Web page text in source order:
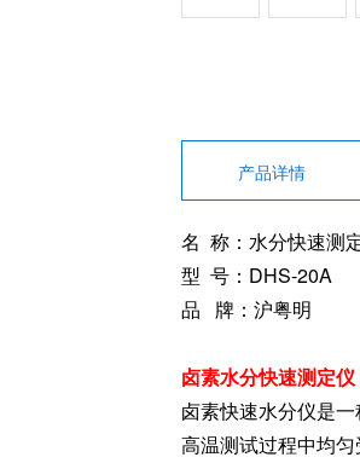
产品详情
名 称：水分快速测
型 号：DHS-20A
品 牌：沪粤明
卤素水分快速测定
卤素快速水分仪是
高温测试过程中均